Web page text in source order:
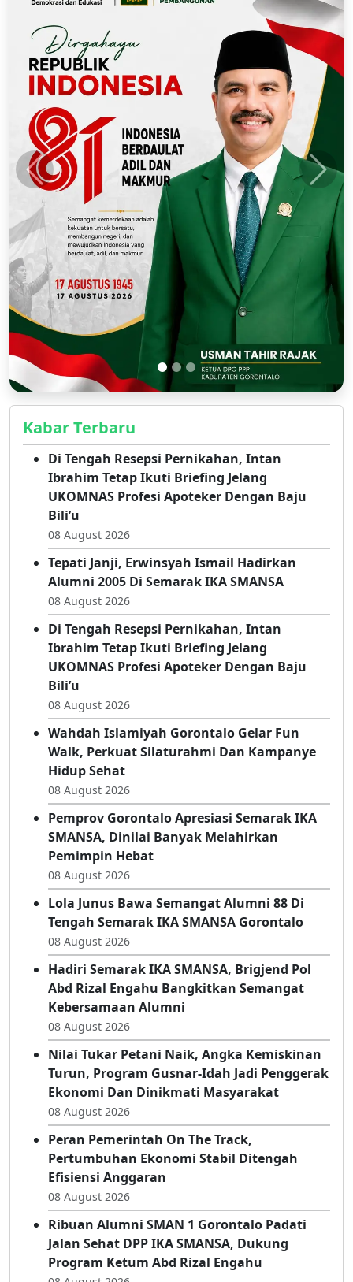
Kabar Terbaru
Di Tengah Resepsi Pernikahan, Intan
Ibrahim Tetap Ikuti Briefing Jelang
UKOMNAS Profesi Apoteker Dengan Baju
Bili’u
08 August 2026
Tepati Janji, Erwinsyah Ismail Hadirkan
Alumni 2005 Di Semarak IKA SMANSA
08 August 2026
Di Tengah Resepsi Pernikahan, Intan
Ibrahim Tetap Ikuti Briefing Jelang
UKOMNAS Profesi Apoteker Dengan Baju
Bili’u
08 August 2026
Wahdah Islamiyah Gorontalo Gelar Fun
Walk, Perkuat Silaturahmi Dan Kampanye
Hidup Sehat
08 August 2026
Pemprov Gorontalo Apresiasi Semarak IKA
SMANSA, Dinilai Banyak Melahirkan
Pemimpin Hebat
08 August 2026
Lola Junus Bawa Semangat Alumni 88 Di
Tengah Semarak IKA SMANSA Gorontalo
08 August 2026
Hadiri Semarak IKA SMANSA, Brigjend Pol
Abd Rizal Engahu Bangkitkan Semangat
Kebersamaan Alumni
08 August 2026
Nilai Tukar Petani Naik, Angka Kemiskinan
Turun, Program Gusnar-Idah Jadi Penggerak
Ekonomi Dan Dinikmati Masyarakat
08 August 2026
Peran Pemerintah On The Track,
Pertumbuhan Ekonomi Stabil Ditengah
Efisiensi Anggaran
08 August 2026